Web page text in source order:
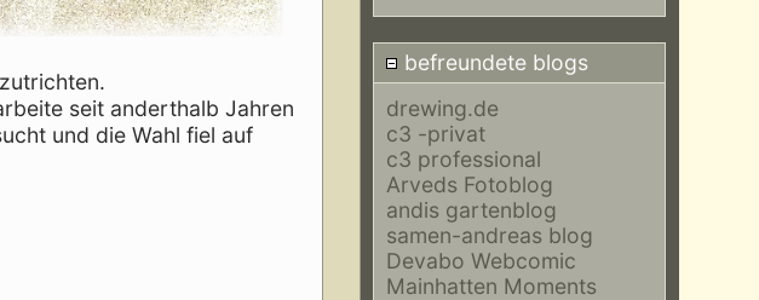
befreundete blogs
drewing.de
c3 -privat
c3 professional
Arveds Fotoblog
andis gartenblog
samen-andreas blog
Devabo Webcomic
Mainhatten Moments
seit anderthalb Jahren
und die Wahl fiel auf